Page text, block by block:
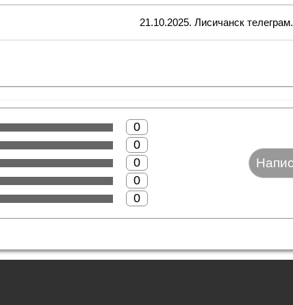
21.10.2025. Лисичанск телеграм.
0
0
0
0
0